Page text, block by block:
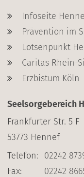
Infoseite
Prävention im
Lotsenpunkt
Caritas Rhein-
Erzbistum Köln
Seelsorgebereich
Frankfurter Str. 5 F
53773 Hennef
Telefon:
02242
Fax:
02242